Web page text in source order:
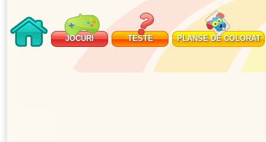
JOCURI TESTE PLANSE DE COLORAT